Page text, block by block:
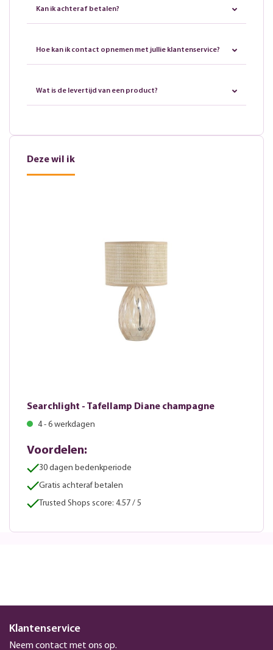
Kan ik achteraf betalen?
Hoe kan ik contact opnemen met jullie klantenservice?
Wat is de levertijd van een product?
Deze wil ik
Searchlight - Tafellamp Diane champagne
4 - 6 werkdagen
Voordelen:
30 dagen bedenkperiode
Gratis achteraf betalen
Trusted Shops score: 4.57 / 5
Klantenservice
Neem contact met ons op.